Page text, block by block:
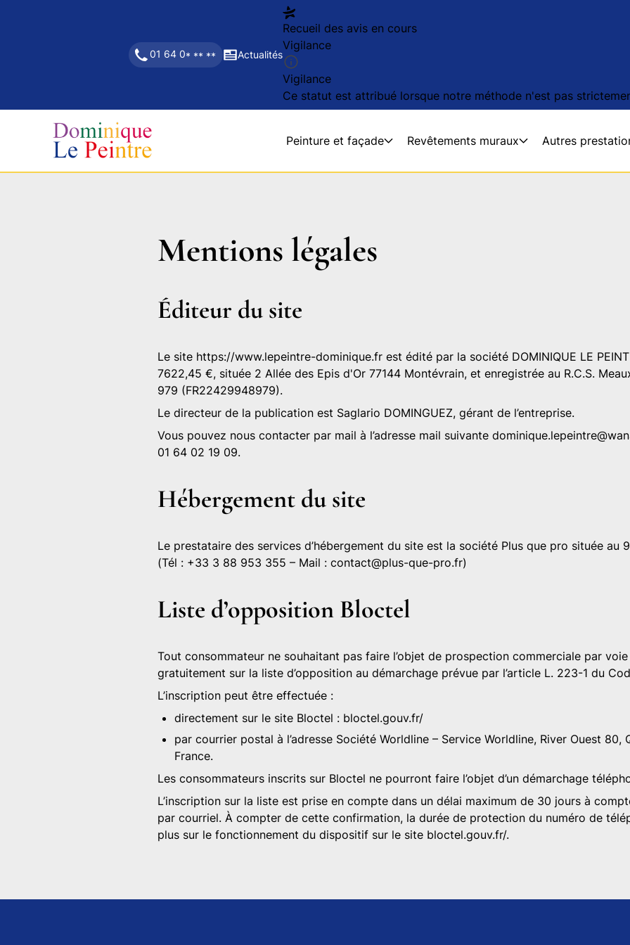
01 64 0* ** ** Actualités
Recueil des avis en cours
Vigilance
Vigilance
Ce statut est attribué lorsque notre méthode n'est pas
Peinture et façade Revêtements muraux Autres
Mentions légales
Éditeur du site
Le site https://www.lepeintre-dominique.fr est édité par la société DOMINIQUE LE
7622,45 €, située 2 Allée des Epis d'Or 77144 Montévrain, et enregistrée au R.C.S.
979 (FR22429948979).
Le directeur de la publication est Saglario DOMINGUEZ, gérant de l’entreprise.
Vous pouvez nous contacter par mail à l’adresse mail suivante
01 64 02 19 09.
Hébergement du site
Le prestataire des services d’hébergement du site est la société Plus que pro située au
(Tél : +33 3 88 953 355 – Mail : contact@plus-que-pro.fr)
Liste d’opposition Bloctel
Tout consommateur ne souhaitant pas faire l’objet de prospection commerciale par
gratuitement sur la liste d’opposition au démarchage prévue par l’article L. 223-1 du
L’inscription peut être effectuée :
directement sur le site Bloctel : bloctel.gouv.fr/
par courrier postal à l’adresse Société Worldline – Service Worldline, River Ouest 80,
France.
Les consommateurs inscrits sur Bloctel ne pourront faire l’objet d’un démarchage
L’inscription sur la liste est prise en compte dans un délai maximum de 30 jours à
par courriel. À compter de cette confirmation, la durée de protection du numéro de
plus sur le fonctionnement du dispositif sur le site bloctel.gouv.fr/.